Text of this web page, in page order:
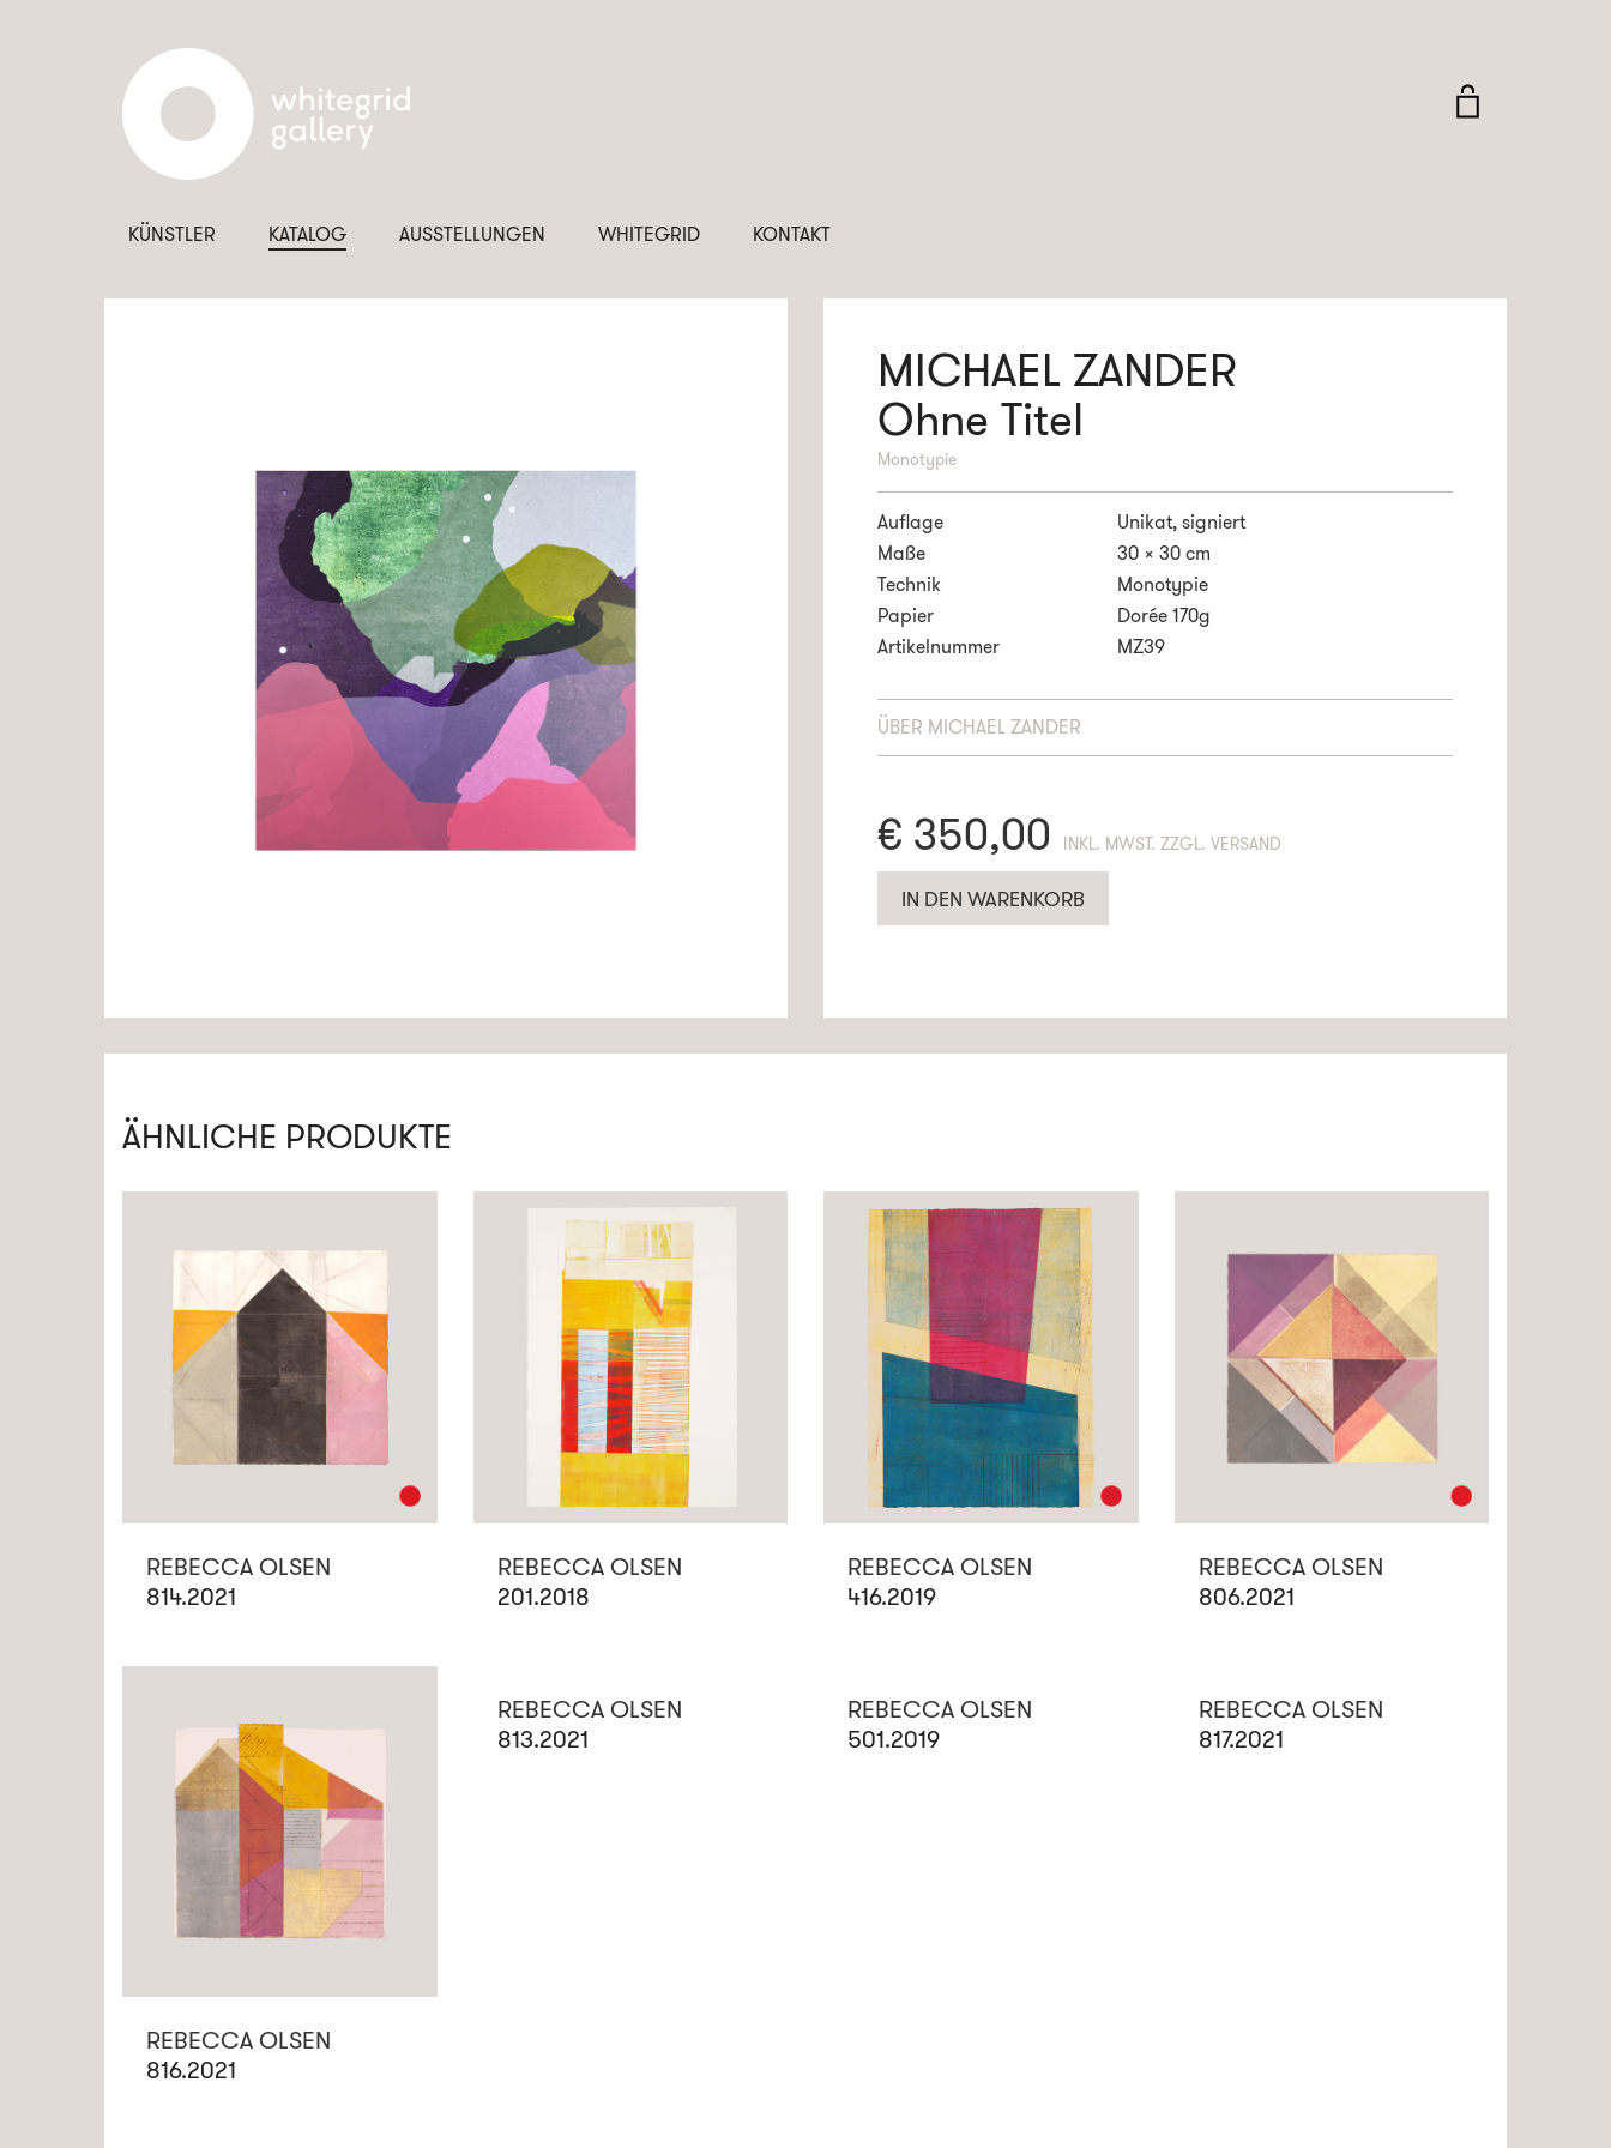
KÜNSTLER KATALOG AUSSTELLUNGEN WHITEGRID KONTAKT
MICHAEL ZANDER
Ohne Titel
Monotypie
Auflage
Unikat, signiert
Maße
30 x 30 cm
Technik
Monotypie
Papier
Dorée 170g
Artikelnummer
MZ39
ÜBER MICHAEL ZANDER
€ 350,00
IN DEN WARENKORB
ÄHNLICHE PRODUKTE
REBECCA OLSEN
814.2021
REBECCA OLSEN
201.2018
REBECCA OLSEN
416.2019
REBECCA OLSEN
806.2021
REBECCA OLSEN
816.2021
REBECCA OLSEN
813.2021
REBECCA OLSEN
501.2019
REBECCA OLSEN
817.2021